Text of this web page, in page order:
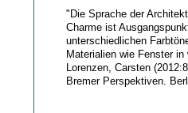
"Die Sprache der
Charme ist
unterschiedlichen
Materialien wie Fenster
Lorenzen, Carsten
Bremer Perspektiven.